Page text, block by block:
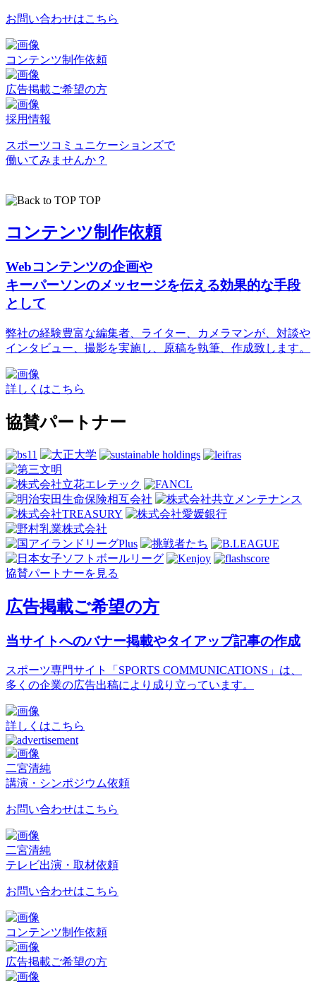
お問い合わせはこちら
コンテンツ制作依頼
広告掲載ご希望の方
採用情報
スポーツコミュニケーションズで
働いてみませんか？
TOP
コンテンツ制作依頼
Webコンテンツの企画や
キーパーソンのメッセージを伝える効果的な手段
として
弊社の経験豊富な編集者、ライター、カメラマンが、対談や
インタビュー、撮影を実施し、原稿を執筆、作成致します。
詳しくはこちら
協賛パートナー
協賛パートナーを見る
広告掲載ご希望の方
当サイトへのバナー掲載やタイアップ記事の作成
スポーツ専門サイト「SPORTS COMMUNICATIONS」は、
多くの企業の広告出稿により成り立っています。
詳しくはこちら
二宮清純
講演・シンポジウム依頼
お問い合わせはこちら
二宮清純
テレビ出演・取材依頼
お問い合わせはこちら
コンテンツ制作依頼
広告掲載ご希望の方